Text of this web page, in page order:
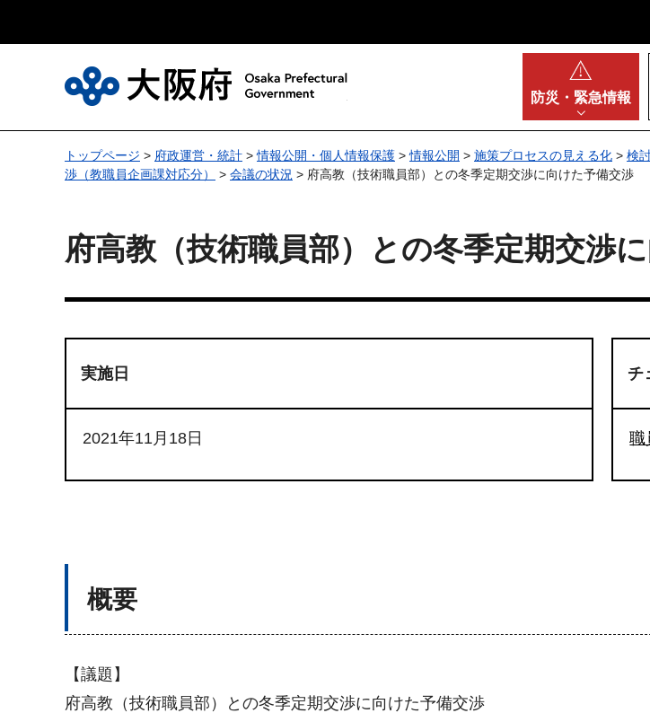
防災・ 緊急情報
トップページ > 府政運営・統計 >情報公開・個人情報保護 >情報公開 > 施策プロセスの見える化 > 検
渉（教職員企画課対応分）
> 会議の状況 > 府高教（技術職員部）との冬季定期交渉に向けた予備交渉
府高教（技術職員部）との冬季定期交渉
実施日
2021年11月18日
チ
職
概要
【議題】
府高教（技術職員部）との冬季定期交渉に向けた予備交渉